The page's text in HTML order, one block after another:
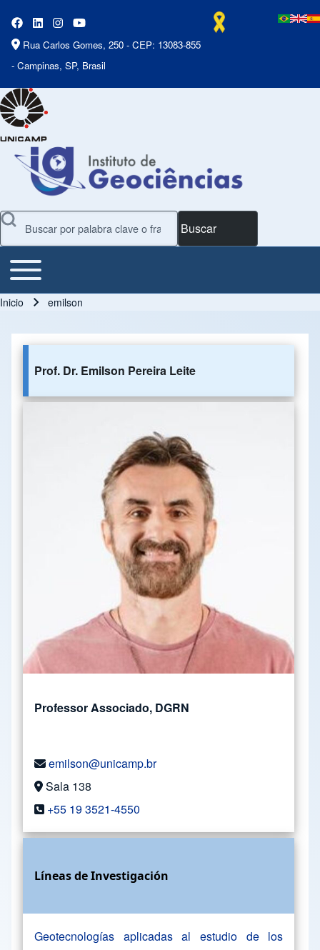
Rua Carlos Gomes, 250 - CEP: 13083-855
- Campinas, SP, Brasil
Buscar
Main Menu
Toggle main menu
Inicio emilson
Prof. Dr. Emilson Pereira Leite
Professor Associado, DGRN
emilson@unicamp.br
Sala 138
+55 19 3521-4550
Líneas de Investigación
Geotecnologías aplicadas al estudio de los